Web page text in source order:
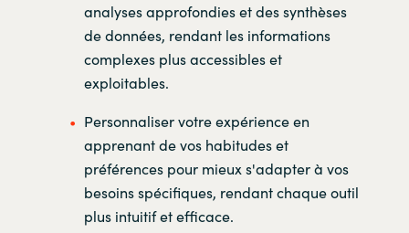
analyses approfondies et des synthèses
de données, rendant les informations
complexes plus accessibles et
exploitables.
Personnaliser votre expérience en
apprenant de vos habitudes et
préférences pour mieux s'adapter à vos
besoins spécifiques, rendant chaque outil
plus intuitif et efficace.